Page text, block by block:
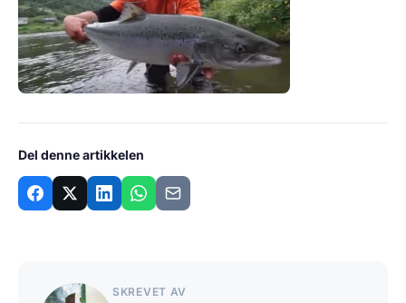
Del denne artikkelen
SKREVET AV